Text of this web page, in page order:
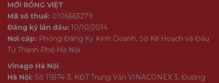
MỚI RỒNG VIỆT
Mã số thuế: 0106663279
Đăng ký lần đầu: 10/10/2014
Nơi cấp: Phòng Đăng Ký Kinh Doanh, Sở Kế Hoạch và Đầu
Tư Thành Phố Hà Nội
Vinago Hà Nội
Hà Nội: Số 11BT4-3, KĐT Trung Văn VINACONEX 3, Đường